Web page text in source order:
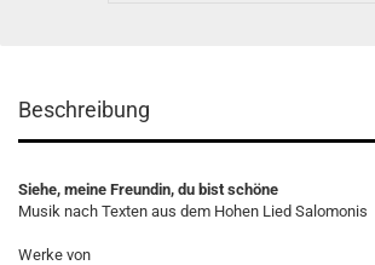
Beschreibung
Siehe, meine Freundin, du bist schöne
Musik nach Texten aus dem Hohen Lied Salomonis
Werke von